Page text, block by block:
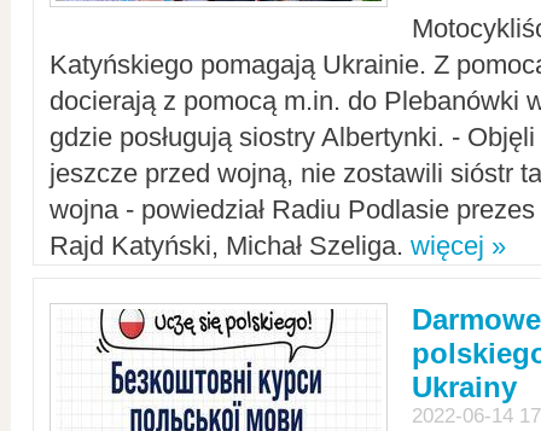
Katyńskiego pomagają Ukrainie. Z
docierają z pomocą m.in. do Plebanówki
gdzie posługują siostry Albertynki. -
jeszcze przed wojną, nie zostawili sióstr
wojna - powiedział Radiu Podlasie
Rajd Katyński, Michał Szeliga. więcej »
Ukrainy
2022-06-14